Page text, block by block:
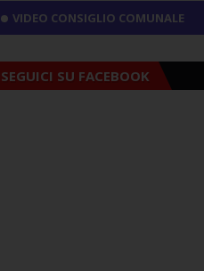
VIDEO CONSIGLIO COMUNALE
SEGUICI SU FACEBOOK